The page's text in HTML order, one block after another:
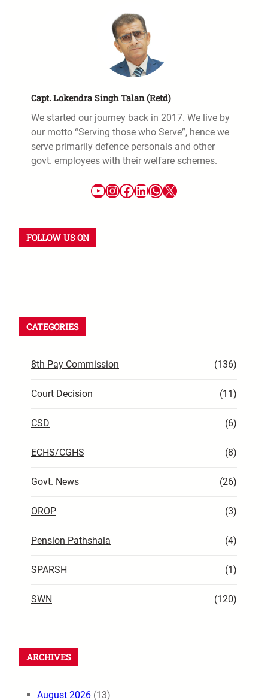
Capt. Lokendra Singh Talan (Retd)
We started our journey back in 2017. We live by
our motto “Serving those who Serve”, hence we
serve primarily defence personals and other
govt. employees with their welfare schemes.
FOLLOW US ON
CATEGORIES
8th Pay Commission (136)
Court Decision (11)
CSD (6)
ECHS/CGHS (8)
Govt. News (26)
OROP (3)
Pension Pathshala (4)
SPARSH (1)
SWN (120)
ARCHIVES
August 2026 (13)